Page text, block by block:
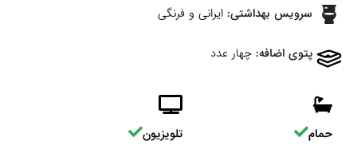
سرویس بهداشتی: ایرانی و فرنگی
پتوی اضافه: چهار عدد
حمام تلویزیون